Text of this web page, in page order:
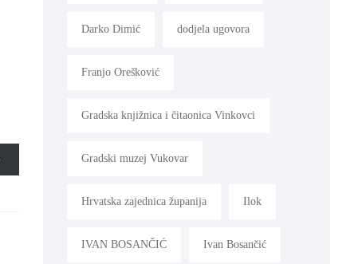
Darko Dimić dodjela ugovora
Franjo Orešković
Gradska knjižnica i čitaonica Vinkovci
Gradski muzej Vukovar
Hrvatska zajednica županija Ilok
IVAN BOSANČIĆ Ivan Bosančić